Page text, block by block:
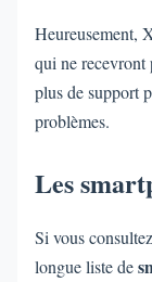
Heureusement,
qui ne recevront
plus de support
problèmes.
Les
Si vous consultez
longue liste de